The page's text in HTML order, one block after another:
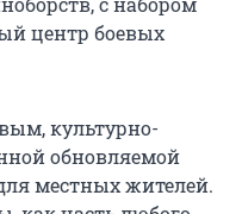
центр боевых
культурно-
обновляемой
местных жителей.